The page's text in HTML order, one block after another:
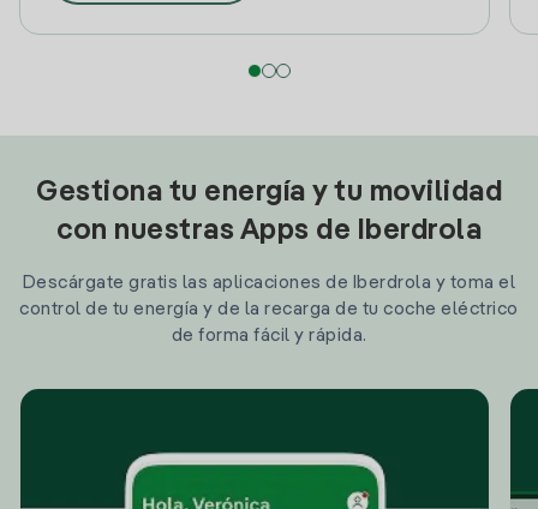
Gestiona tu energía y tu movilidad
con nuestras Apps de Iberdrola
Descárgate gratis las aplicaciones de Iberdrola y toma el
control de tu energía y de la recarga de tu coche eléctrico
de forma fácil y rápida.